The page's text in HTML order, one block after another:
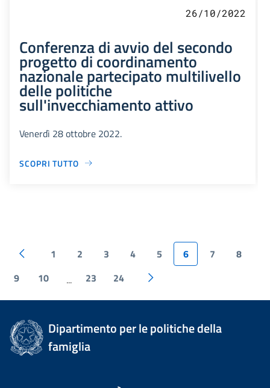
26/10/2022
Conferenza di avvio del secondo
progetto di coordinamento
nazionale partecipato multilivello
delle politiche
sull'invecchiamento attivo
Venerdì 28 ottobre 2022.
SCOPRI TUTTO
1 2 3 4 5 6 7
8
9
10 ... 23 24
Dipartimento per le politiche della
famiglia